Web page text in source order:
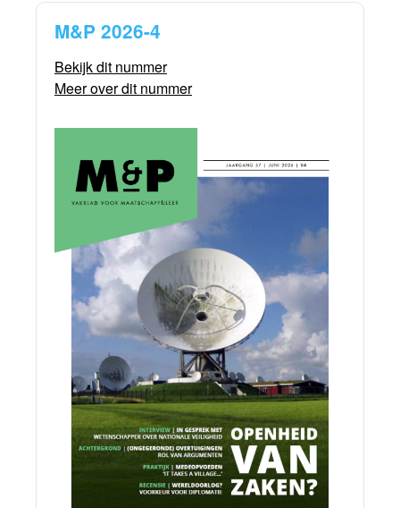
M&P 2026-4
Bekijk dit nummer
Meer over dit nummer